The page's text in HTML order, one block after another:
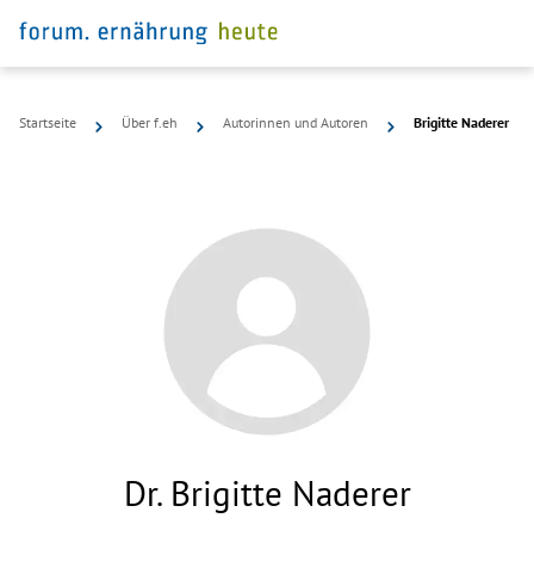
Startseite Über f.eh Autorinnen und Autoren Brigitte Naderer
Dr. Brigitte Naderer